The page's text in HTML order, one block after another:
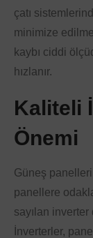
çatı
minimize
kaybı ciddi
hızlanır.
Kaliteli
Önemi
Güneş
panellere
sayılan
İnverterler,